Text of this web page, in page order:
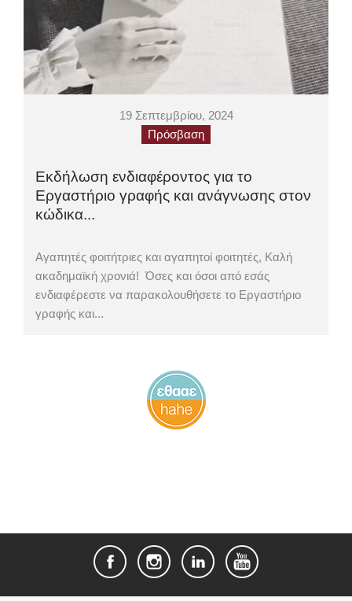
19 Σεπτεμβρίου, 2024
Πρόσβαση
Εκδήλωση ενδιαφέροντος για το
Εργαστήριο γραφής και ανάγνωσης στον
κώδικα...
Αγαπητές φοιτήτριες και αγαπητοί φοιτητές, Καλή
ακαδημαϊκή χρονιά! Όσες και όσοι από εσάς
ενδιαφέρεστε να παρακολουθήσετε το Εργαστήριο
γραφής και...